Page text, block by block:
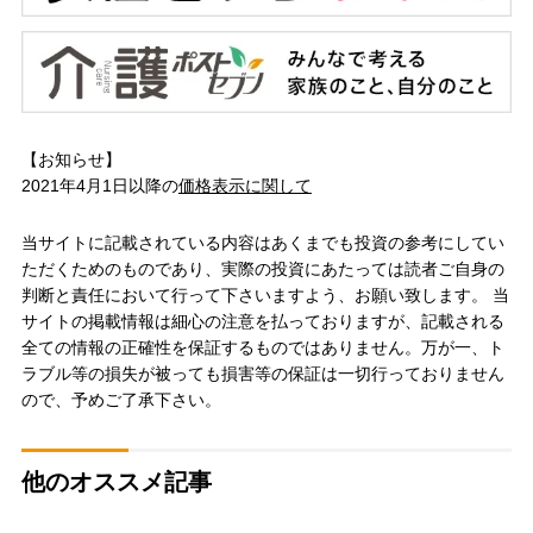
【お知らせ】
2021年4月1日以降の価格表示に関して
当サイトに記載されている内容はあくまでも投資の参考にしてい
ただくためのものであり、実際の投資にあたっては読者ご自身の
判断と責任において行って下さいますよう、お願い致します。 当
サイトの掲載情報は細心の注意を払っておりますが、記載される
全ての情報の正確性を保証するものではありません。万が一、ト
ラブル等の損失が被っても損害等の保証は一切行っておりません
ので、予めご了承下さい。
他のオススメ記事